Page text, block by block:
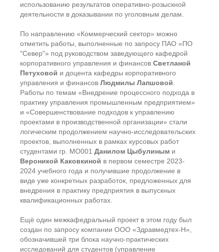
использованию результатов оперативно-розыскной
деятельности в доказывании по уголовным делам.
По направлению «Коммерческий сектор» можно
отметить работы, выполненные по запросу ПАО «ПО
"Север"» под руководством заведующего кафедрой
корпоративного управления и финансов Светланой
Петуховой и доцента кафедры корпоративного
управления и финансов Людмилы Лапшовой
Работы по темам «Внедрение процессного подхода в
практику управления промышленным предприятием»
и «Совершенствование подходов к управлению
проектами в производственной организации» стали
логическим продолжением научно-исследовательских
проектов, выполненных в рамках курсовых работ
студентами гр. МО001 Данилом Цыбулиным и
Вероникой Каковкиной в первом семестре 2023-
2024 учебного года и получившие продолжение в
виде уже конкретных разработок, предложенных для
внедрения в практику предприятия в выпускных
квалификационных работах.
Ещё один межкафедральный проект в этом году был
создан по запросу компании ООО «Здравмедтех-Н»,
обозначившей три блока научно-практических
исследований для студентов (управление